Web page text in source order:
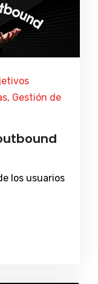
Gestión de
los usuarios